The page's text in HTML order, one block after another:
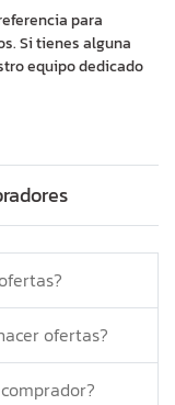
ofertas?
para
Si tienes alguna
equipo dedicado